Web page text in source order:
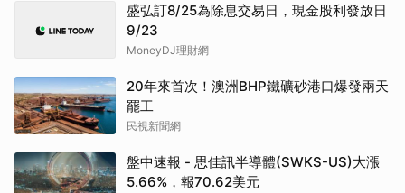
盛弘訂8/25為除息交易日，現金股利發放日
9/23
MoneyDJ理財網
20年來首次！澳洲BHP鐵礦砂港口爆發兩天
罷工
民視新聞網
盤中速報 - 思佳訊半導體(SWKS-US)大漲
5.66%，報70.62美元